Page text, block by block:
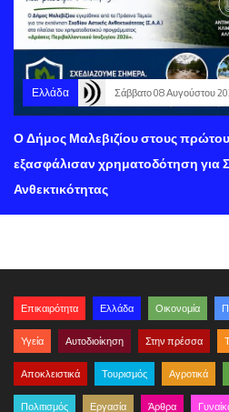
Ελλάδα Σάββατο 08 Αυγούστου
Ο Δήμος Μαλεβιζίου στους
εξασφάλισαν χρηματοδότηση για
Ανθεκτικότητας
Επικαιρότητα Ελλάδα Οικονομία
Υγεία Αυτοδιοίκηση Στην πρέσσα
Αποκλειστικά Τουρισμός Αγροτικά
Πολιτισμός Εργασία Άρθρα